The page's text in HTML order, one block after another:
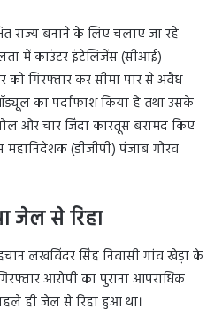
राज्य बनाने के लिए चलाए जा रहे
में काउंटर इंटेलिजेंस (सीआई)
को गिरफ्तार कर सीमा पार से अवैध
का पर्दाफाश किया है तथा उसके
और चार जिंदा कारतूस बरामद किए
(डीजीपी) पंजाब गौरव
जेल से रिहा
लखविंदर सिंह निवासी गांव खेड़ा के
आरोपी का पुराना आपराधिक
ही जेल से रिहा हुआ था।